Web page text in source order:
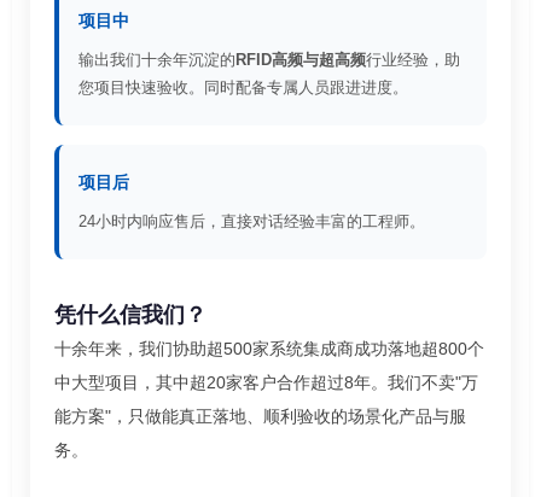
项目中
输出我们十余年沉淀的 RFID高频与超高频行业经验，助
您项目快速验收。同时配备专属人员跟进进度。
项目后
24小时内响应售后，直接对话经验丰富的工程师。
凭什么信我们？
十余年来，我们协助超500家系统集成商成功落地超800个
中大型项目，其中超20家客户合作超过8年。我们不卖"万
能方案"，只做能真正落地、顺利验收的场景化产品与服
务。